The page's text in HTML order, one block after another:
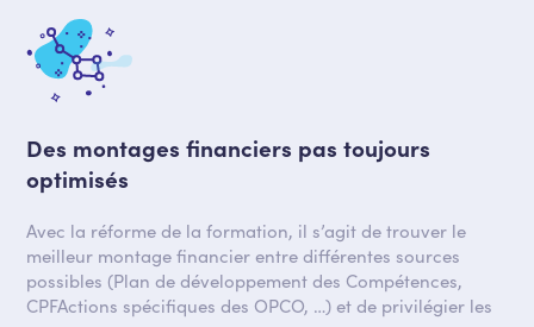
Des montages financiers pas toujours
optimisés
Avec la réforme de la formation, il s’agit de trouver le
meilleur montage financier entre différentes sources
possibles (Plan de développement des Compétences,
CPFActions spécifiques des OPCO, …) et de privilégier les